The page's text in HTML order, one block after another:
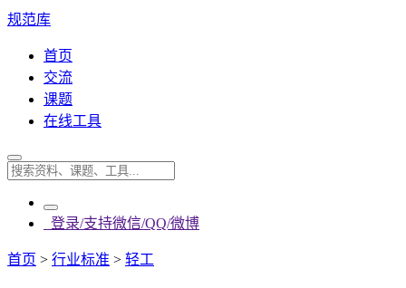
规范库
首页
交流
课题
在线工具
登录/支持微信/QQ/微博
首页 > 行业标准 > 轻工